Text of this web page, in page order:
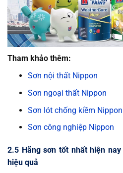
Tham khảo thêm:
Sơn nội thất Nippon
Sơn ngoại thất Nippon
Sơn lót chống kiềm Nippon
Sơn công nghiệp Nippon
2.5 Hãng sơn tốt nhất hiện
hiệu quả